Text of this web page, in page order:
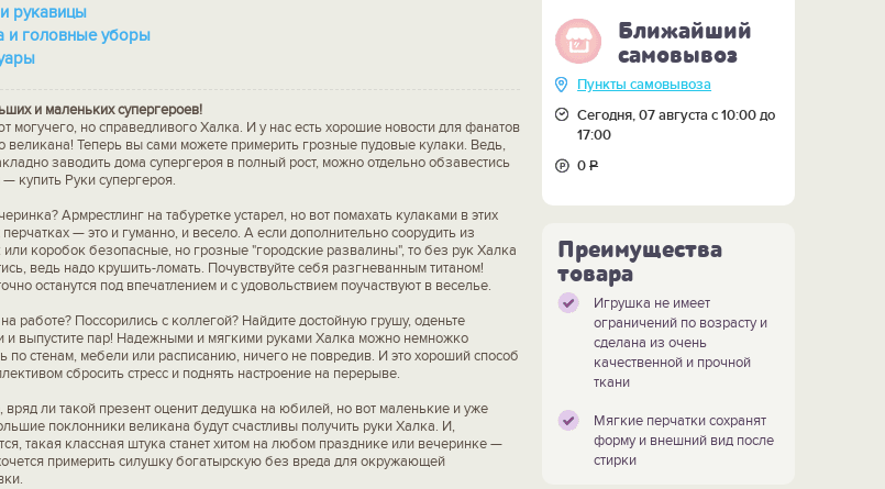
и рукавицы
и головные уборы
и маленьких супергероев!
могучего, но справедливого Халка. И у нас есть хорошие новости для фанатов
великана! Теперь вы сами можете примерить грозные пудовые кулаки. Ведь,
заводить дома супергероя в полный рост, можно отдельно обзавестись
купить Руки супергероя.
Армрестлинг на табуретке устарел, но вот помахать кулаками в этих
— это и гуманно, и весело. А если дополнительно соорудить из
коробок безопасные, но грозные "городские развалины", то без рук Халка
ведь надо крушить-ломать. Почувствуйте себя разгневанным титаном!
останутся под впечатлением и с удовольствием поучаствуют в веселье.
работе? Поссорились с коллегой? Найдите достойную грушу, оденьте
и выпустите пар! Надежными и мягкими руками Халка можно немножко
по стенам, мебели или расписанию, ничего не повредив. И это хороший способ
сбросить стресс и поднять настроение на перерыве.
вряд ли такой презент оценит дедушка на юбилей, но вот маленькие и уже
поклонники великана будут счастливы получить руки Халка. И,
такая классная штука станет хитом на любом празднике или вечеринке —
примерить силушку богатырскую без вреда для окружающей
Ближайший
самовывоз
Пункты самовывоза
Сегодня, 07 августа с 10:00 до
17:00
0Р
Преимущества
товара
Игрушка не имеет
ограничений по возрасту и
сделана из очень
качественной и прочной
ткани
Мягкие перчатки сохранят
форму и внешний вид после
стирки